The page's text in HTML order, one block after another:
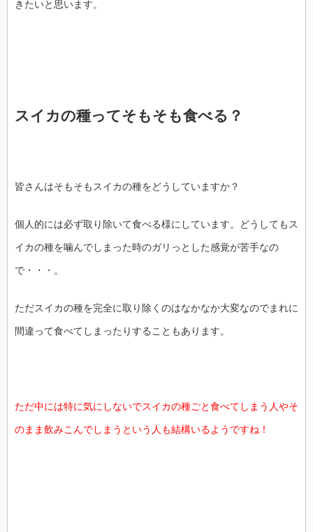
きたいと思います。
スイカの種ってそもそも食べる？
皆さんはそもそもスイカの種をどうしていますか？
個人的には必ず取り除いて食べる様にしています。どうしてもス
イカの種を噛んでしまった時のガリっとした感覚が苦手なの
で・・・。
ただスイカの種を完全に取り除くのはなかなか大変なのでまれに
間違って食べてしまったりすることもあります。
ただ中には特に気にしないでスイカの種ごと食べてしまう人やそ
のまま飲みこんでしまうという人も結構いるようですね！